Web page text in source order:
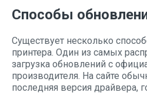
Способы
Существует несколько
принтера. Один из самых
загрузка обновлений с
производителя. На сайте
последняя версия драйвера,